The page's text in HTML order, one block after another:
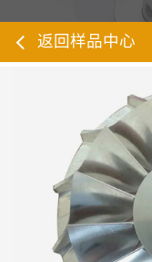
返回样品中心